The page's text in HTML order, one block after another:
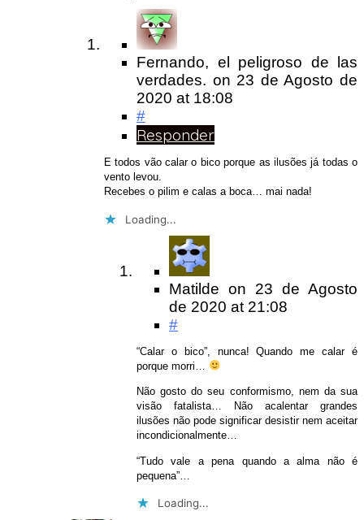
Fernando, el peligroso de las
verdades. on 23 de Agosto de
2020 at 18:08
#
Responder
E todos vão calar o bico porque as ilusões já todas o
vento levou.
Recebes o pilim e calas a boca… mai nada!
Loading...
Matilde on 23 de Agosto
de 2020 at 21:08
#
“Calar o bico”, nunca! Quando me calar é
porque morri…
Não gosto do seu conformismo, nem da sua
visão fatalista… Não acalentar grandes
ilusões não pode significar desistir nem aceitar
incondicionalmente…
“Tudo vale a pena quando a alma não é
pequena”…
Loading...